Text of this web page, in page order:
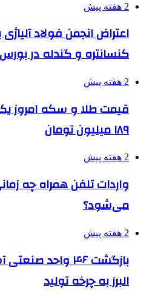
2 هفته پیش
اعتراض انجمن فولاد
کنسانتره و گندله در
2 هفته پیش
قیمت طلا و سکه امروز
۱۸۹ میلیون تومان
2 هفته پیش
واردات تلفن همراه چه
می‌شود؟
2 هفته پیش
بازگشت ۴۶ واحد
البرز به چرخه تولید